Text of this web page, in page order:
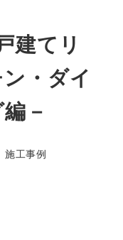
てリ
・ダイ
－
ゴリー
施工事例